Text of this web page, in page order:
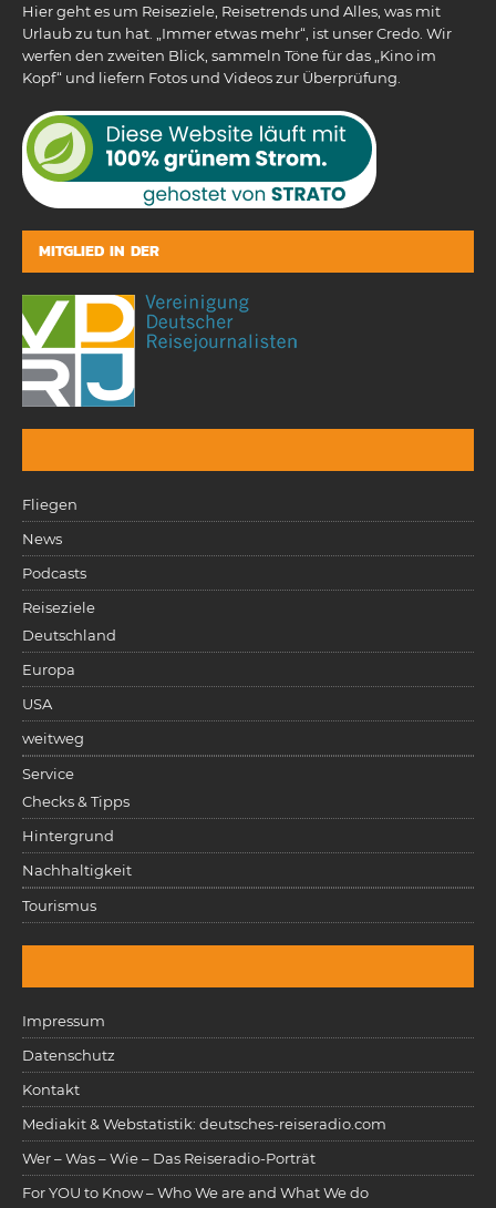
Hier geht es um Reiseziele, Reisetrends und Alles, was mit
Urlaub zu tun hat. „Immer etwas mehr“, ist unser Credo. Wir
werfen den zweiten Blick, sammeln Töne für das „Kino im
Kopf“ und liefern Fotos und Videos zur Überprüfung.
MITGLIED IN DER
Fliegen
News
Podcasts
Reiseziele
Deutschland
Europa
USA
weitweg
Service
Checks & Tipps
Hintergrund
Nachhaltigkeit
Tourismus
Impressum
Datenschutz
Kontakt
Mediakit & Webstatistik: deutsches-reiseradio.com
Wer – Was – Wie – Das Reiseradio-Porträt
For YOU to Know – Who We are and What We do